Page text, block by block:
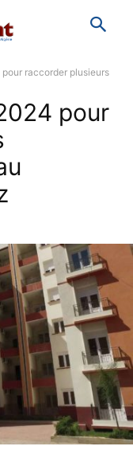
raccorder plusieurs
pour